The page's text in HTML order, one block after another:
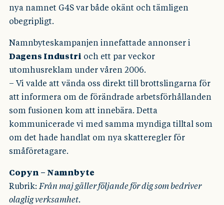
nya namnet G4S var både okänt och tämligen
obegripligt.
Namnbyteskampanjen innefattade annonser i
Dagens Industri och ett par veckor
utomhusreklam under våren 2006.
– Vi valde att vända oss direkt till brottslingarna för
att informera om de förändrade arbetsförhållanden
som fusionen kom att innebära. Detta
kommunicerade vi med samma myndiga tilltal som
om det hade handlat om nya skatteregler för
småföretagare.
Copyn – Namnbyte
Rubrik: Från maj gäller följande för dig som bedriver
olaglig verksamhet.